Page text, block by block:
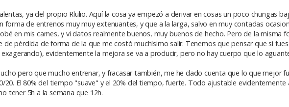
ya del propio Rlulio. Aquí la cosa ya empezó a derivar en cosas un poco chungas
forma de entrenos muy muy extenuantes, y que a la larga, salvo en muy contadas
en mis carnes, y vi datos realmente buenos, muy buenos de hecho. Pero de la misma
de pérdida de forma de la que me costó muchísimo salir. Tenemos que pensar que si
evidentemente la mejora se va a producir, pero no hay cuerpo que lo
pero que mucho entrenar, y fracasar también, me he dado cuenta que lo que mejor
20. El 80% del tiempo "suave" y el 20% del tiempo, fuerte. Todo ajustable
tener 5h a la semana que 12h.